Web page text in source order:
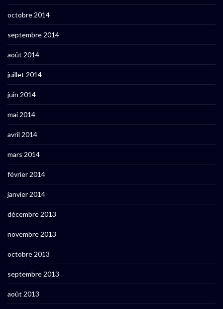
octobre 2014
septembre 2014
août 2014
juillet 2014
juin 2014
mai 2014
avril 2014
mars 2014
février 2014
janvier 2014
décembre 2013
novembre 2013
octobre 2013
septembre 2013
août 2013